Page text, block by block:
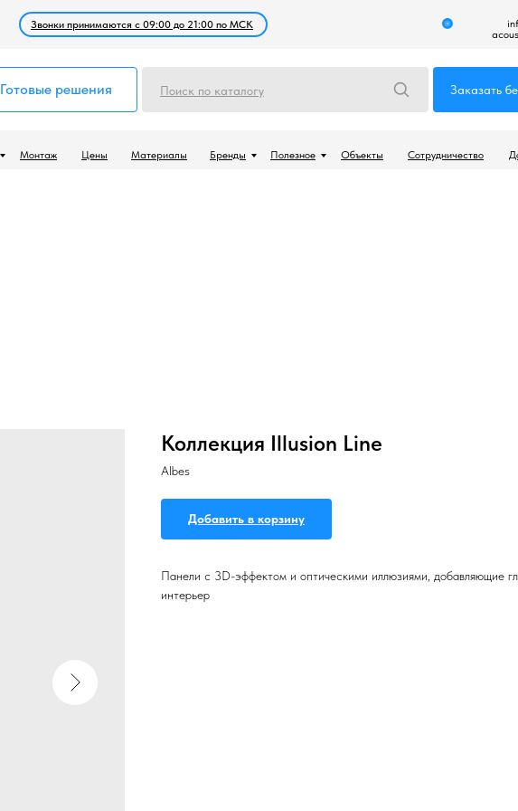
Поиск по каталогу Заказать
Материалы Полезное Объекты Сотрудничество
Бренды
Монтаж Цены
Готовые решения
Звонки принимаются с 09:00 до 21:00 по МСК
Коллекция Illusion Line
Albes
Добавить в корзину
Панели с 3D-эффектом и оптическими иллюзиями, добавляющие
интерьер